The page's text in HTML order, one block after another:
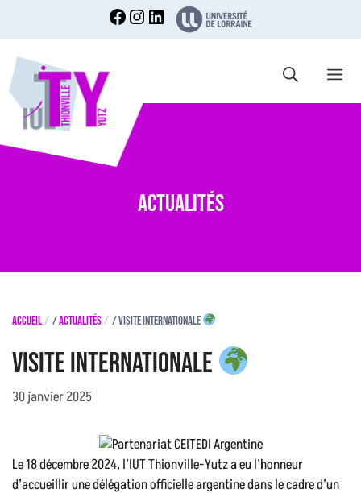
Actualités
Accueil /Actualités /Visite Internationale
Visite Internationale
30 janvier 2025
Le 18 décembre 2024, l’IUT Thionville-Yutz a eu l’honneur
d’accueillir une délégation officielle argentine dans le cadre d’un